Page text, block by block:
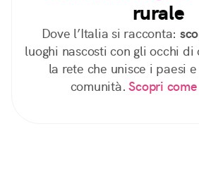
rurale
Dove l’Italia si racconta:
luoghi nascosti con gli occhi
la rete che unisce i paesi
comunità. Scopri